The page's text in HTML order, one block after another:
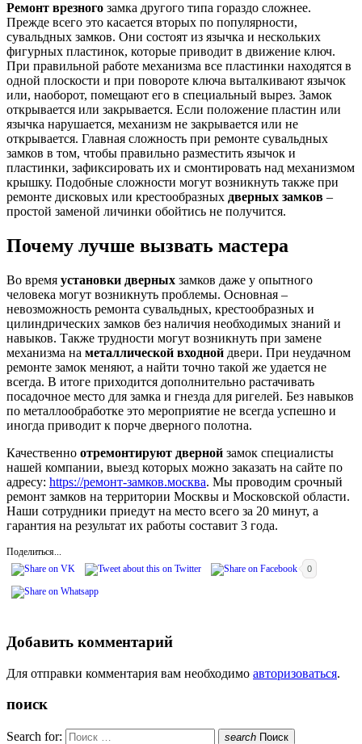
Ремонт врезного замка другого типа гораздо сложнее.
Прежде всего это касается вторых по популярности,
сувальдных замков. Они состоят из язычка и нескольких
фигурных пластинок, которые приводит в движение ключ.
При правильной работе механизма все пластинки находятся в
одной плоскости и при повороте ключа выталкивают язычок
или, наоборот, помещают его в специальный вырез. Замок
открывается или закрывается. Если положение пластин или
язычка нарушается, механизм не закрывается или не
открывается. Главная сложность при ремонте сувальдных
замков в том, чтобы правильно разместить язычок и
пластинки, зафиксировать их и смонтировать над механизмом
крышку. Подобные сложности могут возникнуть также при
ремонте дисковых или крестообразных дверных замков –
простой заменой личинки обойтись не получится.
Почему лучше вызвать мастера
Во время установки дверных замков даже у опытного
человека могут возникнуть проблемы. Основная –
невозможность ремонта сувальдных, крестообразных и
цилиндрических замков без наличия необходимых знаний и
навыков. Также трудности могут возникнуть при замене
механизма на металлической входной двери. При неудачном
ремонте замок меняют, а найти точно такой же удается не
всегда. В итоге приходится дополнительно растачивать
посадочное место для замка и гнезда для ригелей. Без навыков
по металлообработке это мероприятие не всегда успешно и
иногда приводит к порче дверного полотна.
Качественно отремонтируют дверной замок специалисты
нашей компании, выезд которых можно заказать на сайте по
адресу: https://ремонт-замков.москва. Мы проводим срочный
ремонт замков на территории Москвы и Московской области.
Наши сотрудники приедут на место всего за 20 минут, а
гарантия на результат их работы составит 3 года.
Поделиться...
0
Добавить комментарий
Для отправки комментария вам необходимо авторизоваться.
поиск
Search for: search Поиск